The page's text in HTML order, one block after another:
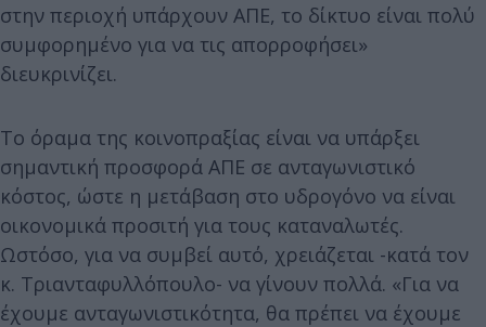
στην περιοχή υπάρχουν ΑΠΕ, το δίκτυο είναι πολύ
συμφορημένο για να τις απορροφήσει»
διευκρινίζει.
Το όραμα της κοινοπραξίας είναι να υπάρξει
σημαντική προσφορά ΑΠΕ σε ανταγωνιστικό
κόστος, ώστε η μετάβαση στο υδρογόνο να είναι
οικονομικά προσιτή για τους καταναλωτές.
Ωστόσο, για να συμβεί αυτό, χρειάζεται -κατά τον
κ. Τριανταφυλλόπουλο- να γίνουν πολλά. «Για να
έχουμε ανταγωνιστικότητα, θα πρέπει να έχουμε